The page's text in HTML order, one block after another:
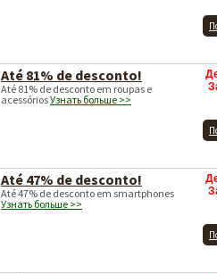
Até 81% de desconto!
Até 81% de desconto em roupas e
acessóriosУзнать больше >>
Até 47% de desconto!
Até 47% de desconto em smartphones
Узнать больше >>